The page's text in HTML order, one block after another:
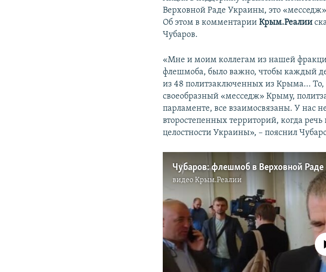
Верховной Раде Украины, это
Об этом в комментарииКрым.Реалии
Чубаров.
«Мне и моим коллегам из нашей
флешмоба, было важно, чтобы каждый
из 48 политзаключенных из Крыма... То,
своеобразный «месседж» Крыму,
парламенте, все взаимосвязаны. У нас
второстепенных территорий, когда
целостности Украины», – пояснил
видеоКрым.Реалии
No media